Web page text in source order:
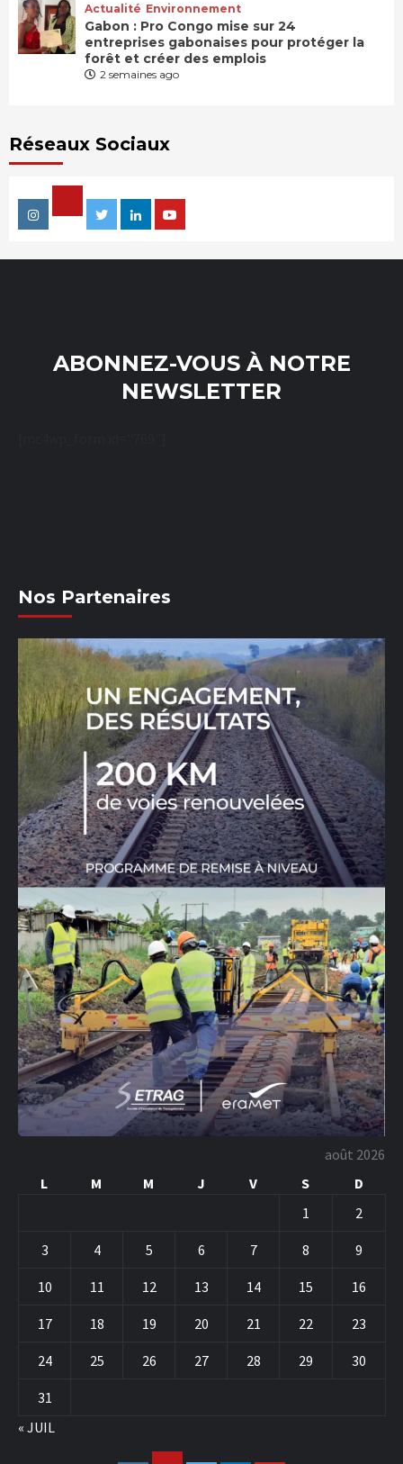
Actualité Environnement
Gabon : Pro Congo mise sur 24
entreprises gabonaises pour protéger la
forêt et créer des emplois
2 semaines ago
Réseaux Sociaux
Instagram
Facebook
TwitterLinkedin
ABONNEZ-VOUS À NOTRE
NEWSLETTER
Nos Partenaires
août 2026
L
M M J V S D
« JUIL
1 2
3 4 5 6 7 8 9
10 11 12 13 14 15 16
17 18 19 20 21 22 23
24 25 26 27 28 29 30
31